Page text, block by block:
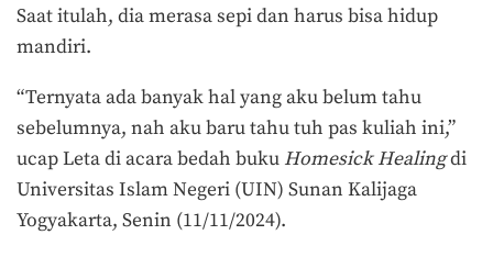
Saat itulah, dia merasa sepi dan harus bisa hidup
mandiri.
“Ternyata ada banyak hal yang aku belum tahu
sebelumnya, nah aku baru tahu tuh pas kuliah ini,”
ucap Leta di acara bedah buku Homesick Healingdi
Universitas Islam Negeri (UIN) Sunan Kalijaga
Yogyakarta, Senin (11/11/2024).